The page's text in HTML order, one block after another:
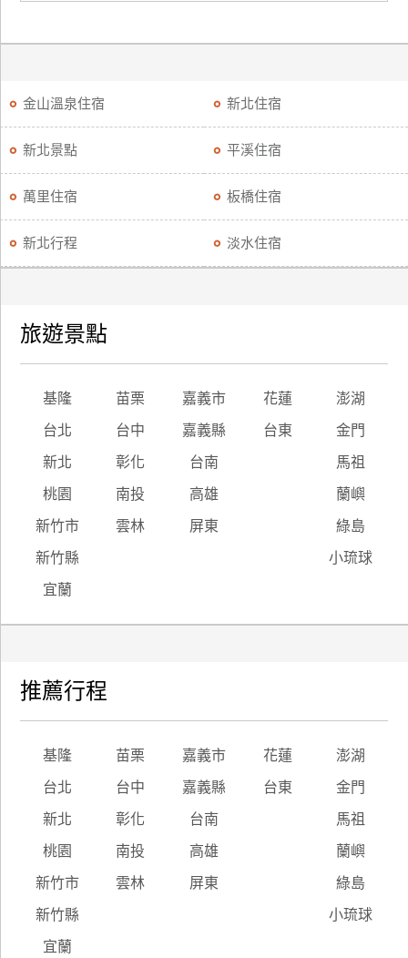
金山溫泉住宿 新北住宿
新北景點 平溪住宿
萬里住宿 板橋住宿
新北行程 淡水住宿
旅遊景點
基隆 苗栗 嘉義市 花蓮 澎湖
台北 台中 嘉義縣 台東 金門
新北 彰化 台南 馬祖
桃園 南投 高雄 蘭嶼
新竹市 雲林 屏東 綠島
新竹縣 小琉球
宜蘭
推薦行程
基隆 苗栗 嘉義市 花蓮 澎湖
台北 台中 嘉義縣 台東 金門
新北 彰化 台南 馬祖
桃園 南投 高雄 蘭嶼
新竹市 雲林 屏東 綠島
新竹縣 小琉球
宜蘭